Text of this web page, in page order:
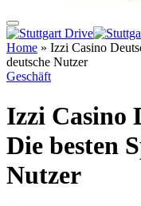
Home » Izzi Casino
deutsche Nutzer
Geschäft
Izzi Casino
Die besten
Nutzer